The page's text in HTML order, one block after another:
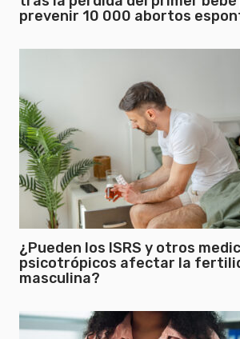
prevenir 10 000 abortos
¿Pueden los ISRS y otros
psicotrópicos afectar la
masculina?